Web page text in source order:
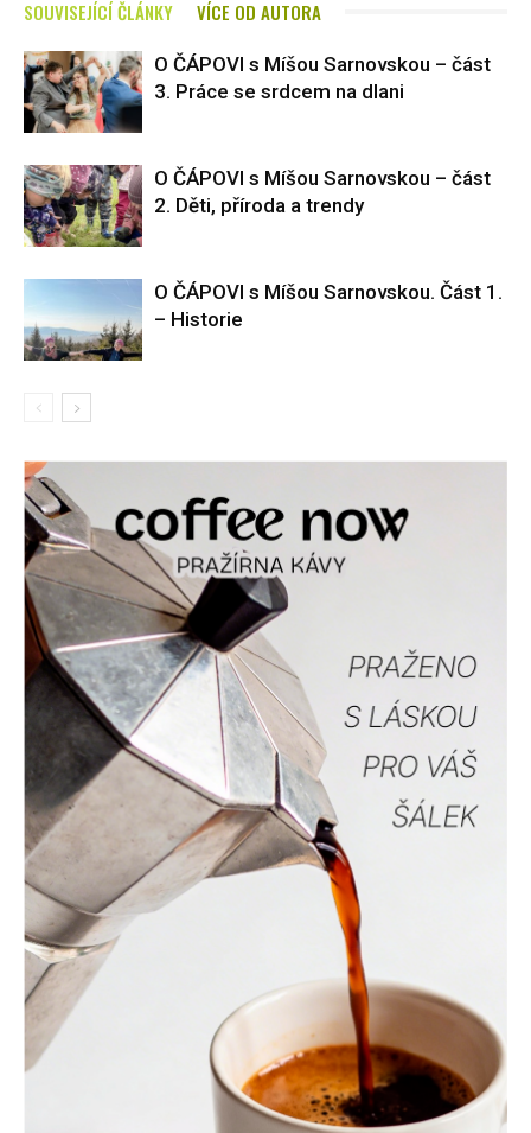
SOUVISEJÍCÍ ČLÁNKY VÍCE OD AUTORA
O ČÁPOVI s Míšou Sarnovskou – část
3. Práce se srdcem na dlani
O ČÁPOVI s Míšou Sarnovskou – část
2. Děti, příroda a trendy
O ČÁPOVI s Míšou Sarnovskou. Část 1.
– Historie